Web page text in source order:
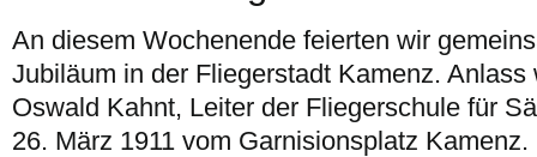
An diesem Wochenende feierten wir
Jubiläum in der Fliegerstadt Kamenz.
Oswald Kahnt, Leiter der Fliegerschule für
26. März 1911 vom Garnisionsplatz